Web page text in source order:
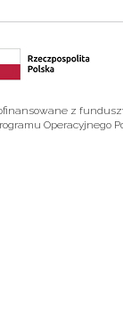
z
Operacyjnego